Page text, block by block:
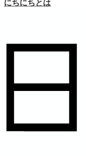
にちにちとは